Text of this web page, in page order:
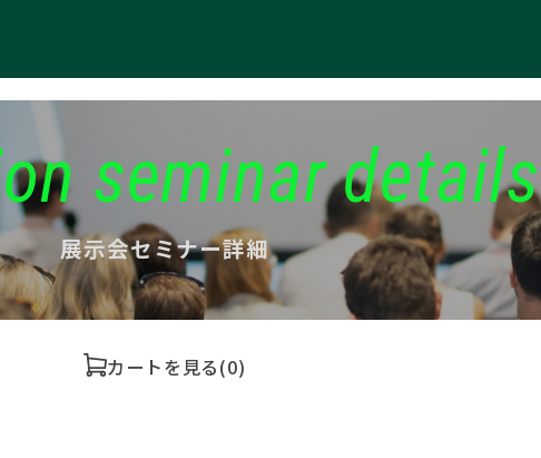
seminar details
展示会セミナー詳細
カートを見る(0)